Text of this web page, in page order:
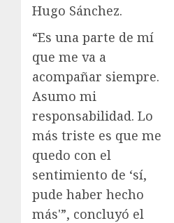
Hugo Sánchez.
“Es una parte de mí
que me va a
acompañar siempre.
Asumo mi
responsabilidad. Lo
más triste es que me
quedo con el
sentimiento de ‘sí,
pude haber hecho
más'”, concluyó el